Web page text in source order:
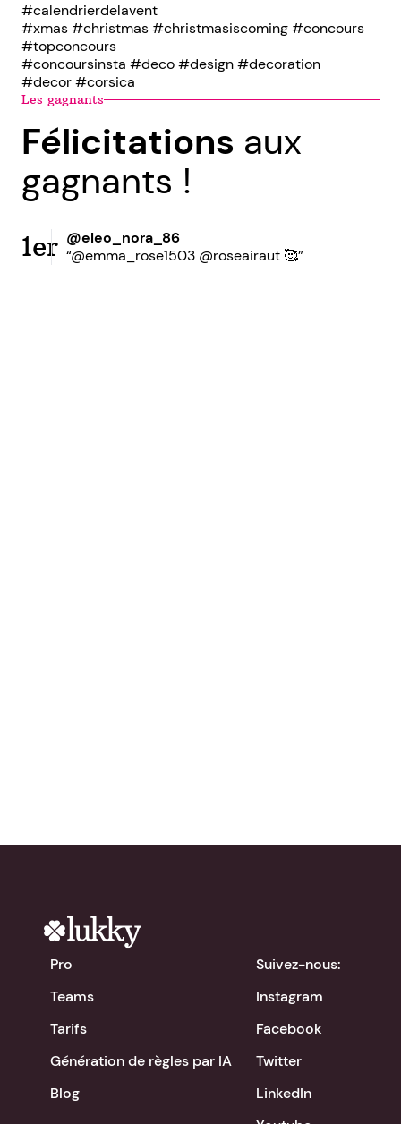
#calendrierdelavent
#xmas #christmas #christmasiscoming #concours
#topconcours
#concoursinsta #deco #design #decoration
#decor #corsica
Les gagnants
Félicitations aux
gagnants !
1er @eleo_nora_86
“@emma_rose1503 @roseairaut 🥰”
Pro
Teams
Tarifs
Génération de règles par IA
Blog
Suivez-nous:
Instagram
Facebook
Twitter
LinkedIn